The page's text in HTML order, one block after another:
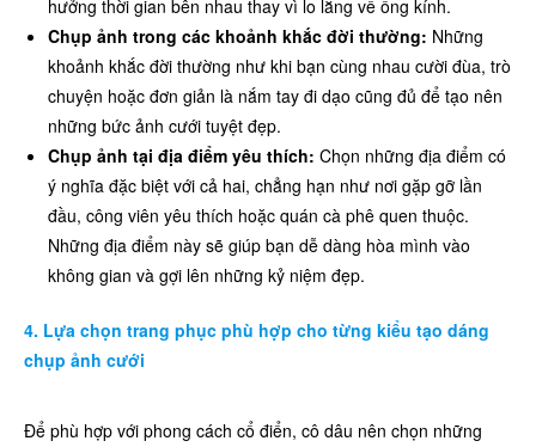
hưởng thời gian bên nhau thay vì lo lắng về ống kính.
Chụp ảnh trong các khoảnh khắc đời thường: Những
khoảnh khắc đời thường như khi bạn cùng nhau cười đùa, trò
chuyện hoặc đơn giản là nắm tay đi dạo cũng đủ để tạo nên
những bức ảnh cưới tuyệt đẹp.
Chụp ảnh tại địa điểm yêu thích: Chọn những địa điểm có
ý nghĩa đặc biệt với cả hai, chẳng hạn như nơi gặp gỡ lần
đầu, công viên yêu thích hoặc quán cà phê quen thuộc.
Những địa điểm này sẽ giúp bạn dễ dàng hòa mình vào
không gian và gợi lên những kỷ niệm đẹp.
4. Lựa chọn trang phục phù hợp cho từng kiểu tạo dáng
chụp ảnh cưới
Để phù hợp với phong cách cổ điển, cô dâu nên chọn những